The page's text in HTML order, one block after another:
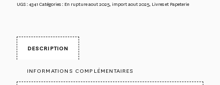
UGS :4341 Catégories : En rupture aout 2025, import aout 2025, Livres et Papeterie
DESCRIPTION
INFORMATIONS COMPLÉMENTAIRES